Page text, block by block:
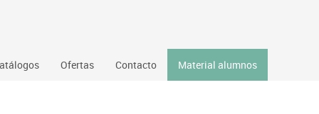
Ofertas Contacto Material alumnos